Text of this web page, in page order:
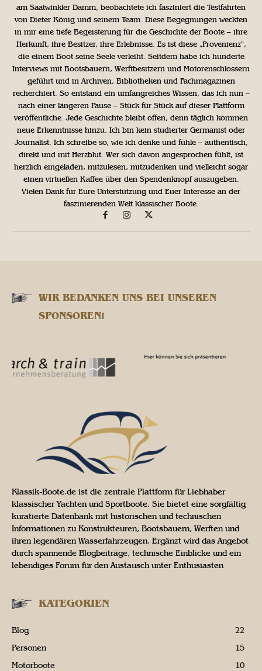
am Saatwinkler Damm, beobachtete ich fasziniert die Testfahrten
von Dieter König und seinem Team. Diese Begegnungen weckten
in mir eine tiefe Begeisterung für die Geschichte der Boote – ihre
Herkunft, ihre Besitzer, ihre Erlebnisse. Es ist diese „Provenienz“,
die einem Boot seine Seele verleiht. Seitdem habe ich hunderte
Interviews mit Bootsbauern, Werftbesitzern und Motorenschlossern
geführt und in Archiven, Bibliotheken und Fachmagazinen
recherchiert. So entstand ein umfangreiches Wissen, das ich nun –
nach einer längeren Pause – Stück für Stück auf dieser Plattform
veröffentliche. Jede Geschichte bleibt offen, denn täglich kommen
neue Erkenntnisse hinzu. Ich bin kein studierter Germanist oder
Journalist. Ich schreibe so, wie ich denke und fühle – authentisch,
direkt und mit Herzblut. Wer sich davon angesprochen fühlt, ist
herzlich eingeladen, mitzulesen, mitzudenken und vielleicht sogar
einen virtuellen Kaffee über den Spendenknopf auszugeben.
Vielen Dank für Eure Unterstützung und Euer Interesse an der
faszinierenden Welt klassischer Boote.
WIR BEDANKEN UNS BEI UNSEREN
SPONSOREN!
Klassik-Boote.de ist die zentrale Plattform für Liebhaber
klassischer Yachten und Sportboote. Sie bietet eine sorgfältig
kuratierte Datenbank mit historischen und technischen
Informationen zu Konstrukteuren, Bootsbauern, Werften und
ihren legendären Wasserfahrzeugen. Ergänzt wird das Angebot
durch spannende Blogbeiträge, technische Einblicke und ein
lebendiges Forum für den Austausch unter Enthusiasten
KATEGORIEN
Blog
22
Personen
15
Motorboote
10